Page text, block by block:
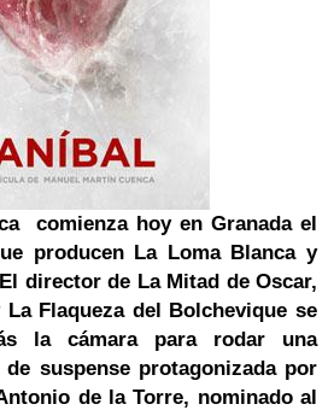
comienza hoy en Granada el
producen La Loma Blanca y
director de La Mitad de Oscar,
La Flaqueza del Bolchevique se
la cámara para rodar una
suspense protagonizada por
de la Torre, nominado al